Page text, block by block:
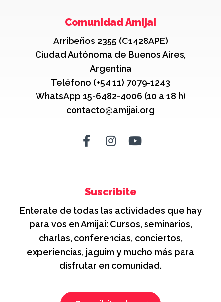
Comunidad Amijai
Arribeños 2355 (C1428APE)
Ciudad Autónoma de Buenos Aires,
Argentina
Teléfono (+54 11) 7079-1243
WhatsApp 15-6482-4006 (10 a 18 h)
contacto@amijai.org
Suscribite
Enterate de todas las actividades que hay
para vos en Amijai: Cursos, seminarios,
charlas, conferencias, conciertos,
experiencias, jaguim y mucho más para
disfrutar en comunidad.